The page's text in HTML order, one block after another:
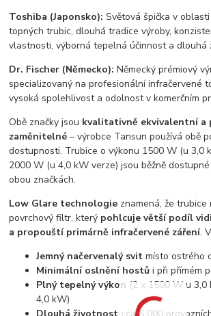
Toshiba (Japonsko): Světová špička v
topných trubic, dlouhá tradice výroby,
vlastnosti, výborná tepelná účinnost a dlouhá
Dr. Fischer (Německo): Německý prémiový
specializovaný na profesionální infračervené
vysoká spolehlivost a odolnost v komerčním
Obě značky jsou kvalitativně ekvivalentní a
zaměnitelné – výrobce Tansun používá obě
dostupnosti. Trubice o výkonu 1500 W (u 3,0
2000 W (u 4,0 kW verze) jsou běžně
obou značkách.
Low Glare technologie znamená, že trubice
povrchový filtr, který pohlcuje větší podíl
a propouští primárně infračervené záření.
Jemný načervenalý svit místo ostrého
Minimální oslnění hostů i při přímém
Plný tepelný výkon (2 x 1500 W u
4,0 kW)